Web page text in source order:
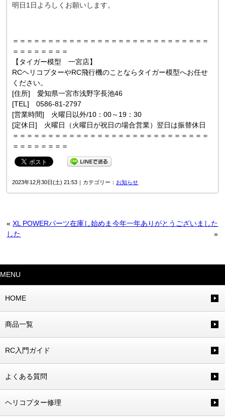
明日1日よろしくお願いします。
＝＝＝＝＝＝＝＝＝＝＝＝＝＝＝＝＝＝＝＝＝＝＝＝＝＝＝＝
＝＝＝＝＝＝＝＝
【タイガー模型 一宮店】
RCヘリコプターやRC飛行機のことならタイガー模型へお任せ
ください。
[住所] 愛知県一宮市浅野字長池46
[TEL] 0586-81-2797
[営業時間] 火曜日以外/10：00～19：30
[定休日] 火曜日（火曜日が祝日の場合営業）翌日は振替休日
＝＝＝＝＝＝＝＝＝＝＝＝＝＝＝＝＝＝＝＝＝＝＝＝＝＝＝＝
＝＝＝＝＝＝＝＝
2023年12月30日(土) 21:53｜カテゴリー： お知らせ
«XL POWERパーツ在庫し始めま
した
今年一年ありがとうございました
»
MENU
HOME
商品一覧
RC入門ガイド
よくある質問
ヘリコプター修理